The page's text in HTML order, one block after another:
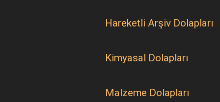
Hareketli Arşiv Dolapları
Kimyasal Dolapları
Malzeme Dolapları